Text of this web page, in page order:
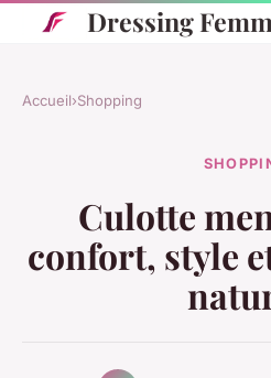
Dressing
Accueil›Shopping
Culotte
confort, style